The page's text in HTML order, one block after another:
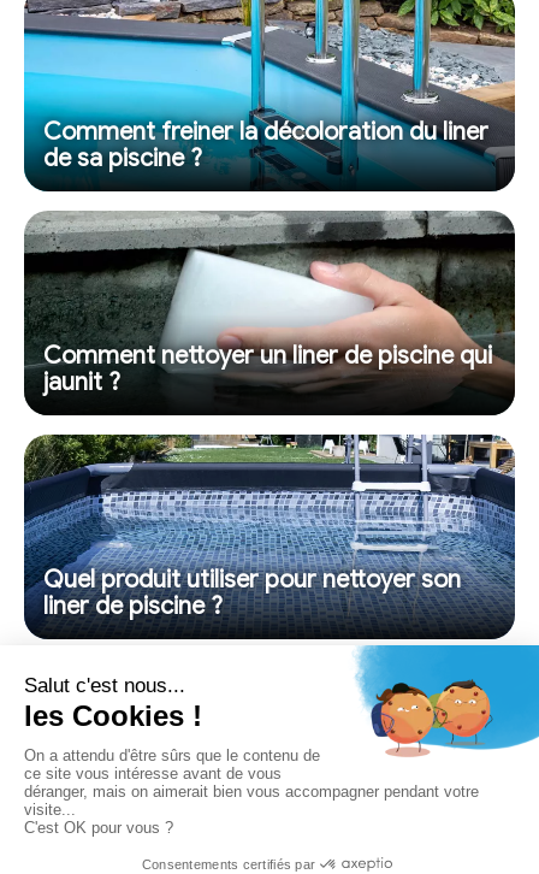
Comment freiner la décoloration du liner
de sa piscine ?
Comment nettoyer un liner de piscine qui
jaunit ?
Quel produit utiliser pour nettoyer son
liner de piscine ?
NOUS CONTACTER
MENTIONS LEGALES
POLITIQUE DE CONFIDENTIALITÉ